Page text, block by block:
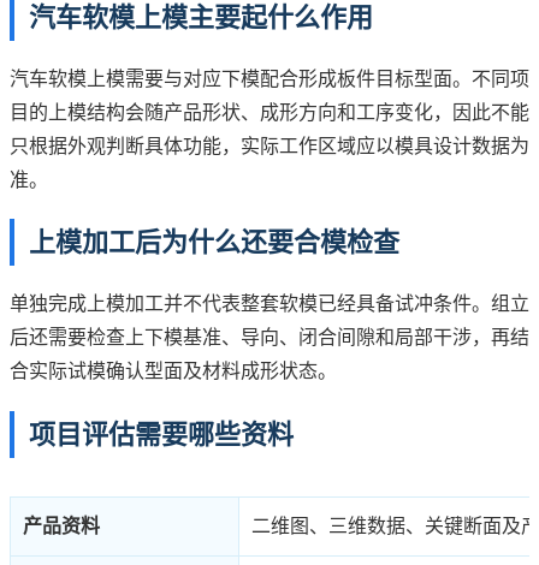
汽车软模上模主要起什么作用
汽车软模上模需要与对应下模配合形成板件目标型面。不同项
目的上模结构会随产品形状、成形方向和工序变化，因此不能
只根据外观判断具体功能，实际工作区域应以模具设计数据为
准。
上模加工后为什么还要合模检查
单独完成上模加工并不代表整套软模已经具备试冲条件。组立
后还需要检查上下模基准、导向、闭合间隙和局部干涉，再结
合实际试模确认型面及材料成形状态。
项目评估需要哪些资料
产品资料 二维图、三维数据、关键断面及